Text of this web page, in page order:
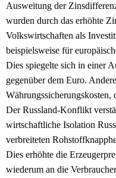
Ausweitung der
wurden durch das erhöhte
Volkswirtschaften als
beispielsweise für
Dies spiegelte sich in einer
gegenüber dem Euro.
Währungssicherungskosten,
Der Russland-Konflikt
wirtschaftliche Isolation
verbreiteten
Dies erhöhte die
wiederum an die